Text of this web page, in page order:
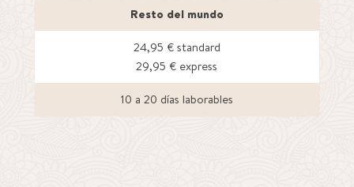
Resto del mundo
24,95 € standard
29,95 € express
10 a 20 días laborables